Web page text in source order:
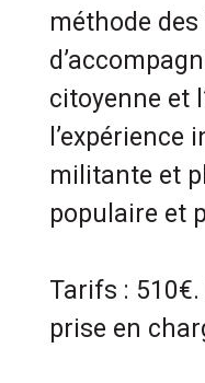
méthode
citoyenne et
militante et
populaire et
Tarifs :
prise en